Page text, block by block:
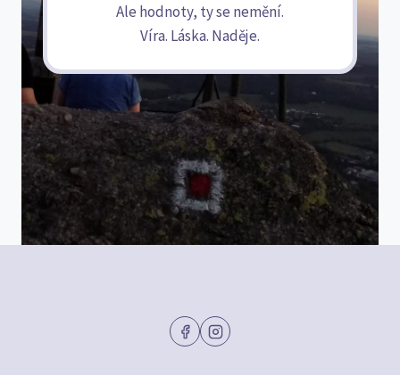
Ale hodnoty, ty se nemění.
Víra. Láska. Naděje.